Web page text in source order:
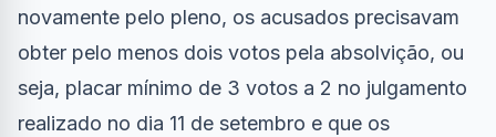
novamente pelo pleno, os acusados precisavam
obter pelo menos dois votos pela absolvição, ou
seja, placar mínimo de 3 votos a 2 no julgamento
realizado no dia 11 de setembro e que os